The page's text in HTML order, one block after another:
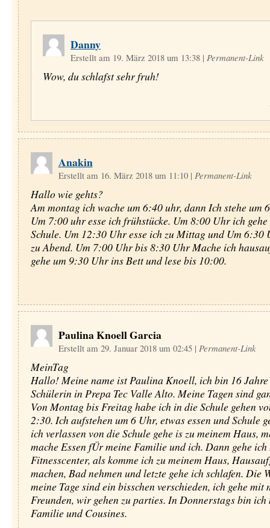
Danny
Erstellt am 19. März 2018 um 13:38 | Permanent-Link
Wow, du schlafst sehr fruh!
Anakin
Erstellt am 16. März 2018 um 11:10 | Permanent-Link
Hallo wie gehts?
Am montag ich wache um 6:40 uhr, dann Ich stehe um
Um 7:00 uhr esse ich frühstücke. Um 8:00 Uhr ich
Schule. Um 12:30 Uhr esse ich zu Mittag und Um 6:30
zu Abend. Um 7:00 Uhr bis 8:30 Uhr Mache ich
gehe um 9:30 Uhr ins Bett und lese bis 10:00.
Paulina Knoell Garcia
Erstellt am 29. Januar 2018 um 02:45 | Permanent-Link
MeinTag
Hallo! Meine name ist Paulina Knoell, ich bin 16
Schülerin in Prepa Tec Valle Alto. Meine Tagen sind
Von Montag bis Freitag habe ich in die Schule gehen
2:30. Ich aufstehen um 6 Uhr, etwas essen und Schule
ich verlassen von die Schule gehe is zu meinem Haus,
mache Essen fÜr meine Familie und ich. Dann gehe ich
Fitnesscenter, als komme ich zu meinem Haus,
machen, Bad nehmen und letzte gehe ich schlafen. Die
meine Tage sind ein bisschen verschieden, ich gehe mit
Freunden, wir gehen zu parties. In Donnerstags bin ich
Familie und Cousines.